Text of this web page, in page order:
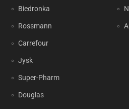
Biedronka
Rossmann
Carrefour
Jysk
Super-Pharm
Douglas